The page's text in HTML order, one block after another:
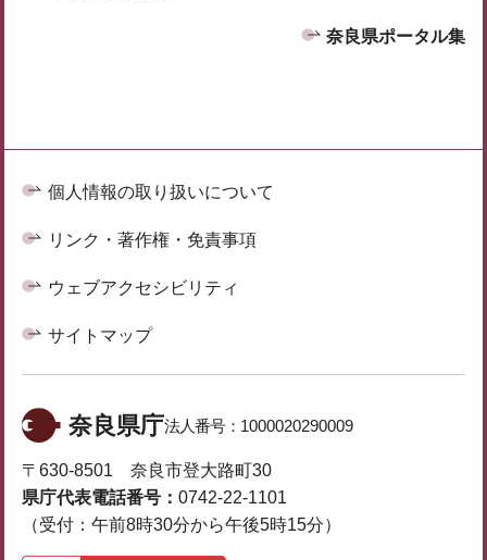
奈良県ポータル集
個人情報の取り扱いについて
リンク・著作権・免責事項
ウェブアクセシビリティ
サイトマップ
奈良県庁法人番号： 1000020290009
〒630-8501 奈良市登大路町30
県庁代表電話番号： 0742-22-1101
（受付：午前8時30分から午後5時15分）